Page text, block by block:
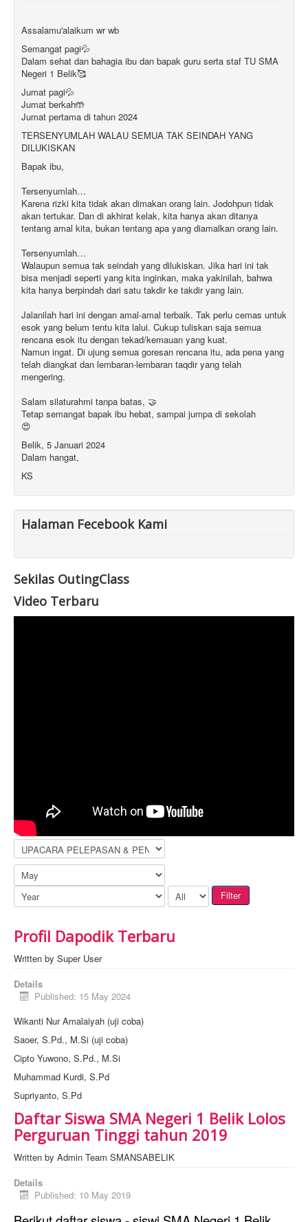
Assalamu'alaikum wr wb
Semangat pagi💦
Dalam sehat dan bahagia ibu dan bapak guru serta staf TU SMA
Negeri 1 Belik🥰
Jumat pagi💦
Jumat berkah🤲
Jumat pertama di tahun 2024
TERSENYUMLAH WALAU SEMUA TAK SEINDAH YANG
DILUKISKAN
Bapak ibu,
Tersenyumlah…
Karena rizki kita tidak akan dimakan orang lain. Jodohpun tidak
akan tertukar. Dan di akhirat kelak, kita hanya akan ditanya
tentang amal kita, bukan tentang apa yang diamalkan orang lain.
Tersenyumlah…
Walaupun semua tak seindah yang dilukiskan. Jika hari ini tak
bisa menjadi seperti yang kita inginkan, maka yakinilah, bahwa
kita hanya berpindah dari satu takdir ke takdir yang lain.
Jalanilah hari ini dengan amal-amal terbaik. Tak perlu cemas untuk
esok yang belum tentu kita lalui. Cukup tuliskan saja semua
rencana esok itu dengan tekad/kemauan yang kuat.
Namun ingat. Di ujung semua goresan rencana itu, ada pena yang
telah diangkat dan lembaran-lembaran taqdir yang telah
mengering.
Salam silaturahmi tanpa batas, 🤝
Tetap semangat bapak ibu hebat, sampai jumpa di sekolah
😍
Belik, 5 Januari 2024
Dalam hangat,
KS
Halaman Fecebook Kami
Sekilas OutingClass
Video Terbaru
Filter
Profil Dapodik Terbaru
Written by Super User
Details
Published: 15 May 2024
Wikanti Nur Amalaiyah (uji coba)
Saoer, S.Pd., M.Si (uji coba)
Cipto Yuwono, S.Pd., M.Si
Muhammad Kurdi, S.Pd
Supriyanto, S.Pd
Daftar Siswa SMA Negeri 1 Belik Lolos
Perguruan Tinggi tahun 2019
Written by Admin Team SMANSABELIK
Details
Published: 10 May 2019